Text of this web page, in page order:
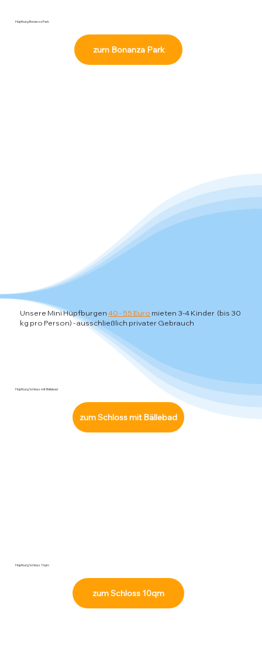
Unsere Mini Hüpfburgen40 - 55 Euro mieten 3-4 Kinder (bis 30
kg pro Person)- ausschließlich privater Gebrauch
Hüpfburg Schloss mit Bällebad
zum Schloss mit Bällebad
Hüpfburg Schloss 10qm
zum Schloss 10qm
Hüpfburg Bonanza Park
zum Bonanza Park